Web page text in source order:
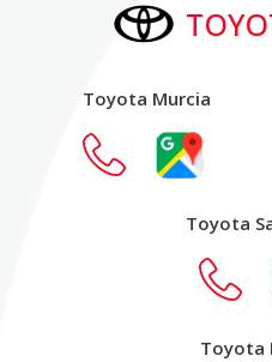
Toyota Murcia
Toyota
Toyota